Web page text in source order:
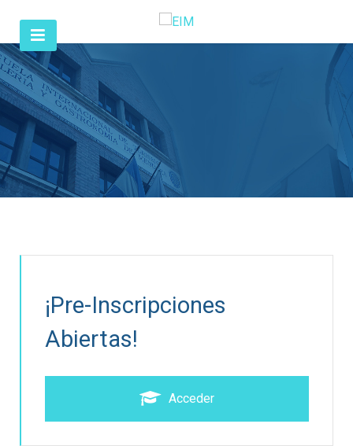
¡Pre-Inscripciones
Abiertas!
Acceder